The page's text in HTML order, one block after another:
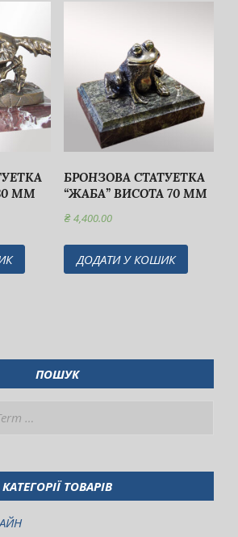
ММ
БРОНЗОВА CТАТУЕТКА
“ЖАБА” ВИСОТА 70 ММ
₴4,400.00
ДОДАТИ У КОШИК
ПОШУК
КАТЕГОРІЇ ТОВАРІВ